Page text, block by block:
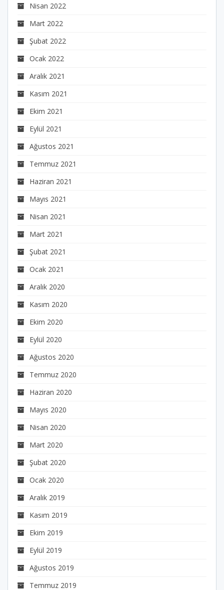
Nisan 2022
Mart 2022
Şubat 2022
Ocak 2022
Aralık 2021
Kasım 2021
Ekim 2021
Eylül 2021
Ağustos 2021
Temmuz 2021
Haziran 2021
Mayıs 2021
Nisan 2021
Mart 2021
Şubat 2021
Ocak 2021
Aralık 2020
Kasım 2020
Ekim 2020
Eylül 2020
Ağustos 2020
Temmuz 2020
Haziran 2020
Mayıs 2020
Nisan 2020
Mart 2020
Şubat 2020
Ocak 2020
Aralık 2019
Kasım 2019
Ekim 2019
Eylül 2019
Ağustos 2019
Temmuz 2019